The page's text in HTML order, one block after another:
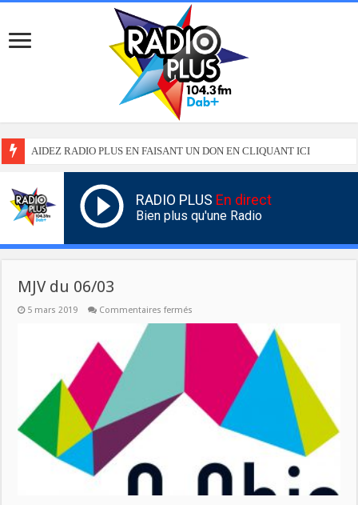
AIDEZ RADIO PLUS EN FAISANT UN DON EN CLIQUANT ICI
RADIO PLUS En direct
Bien plus qu'une Radio
MJV du 06/03
5 mars 2019 Commentaires fermés